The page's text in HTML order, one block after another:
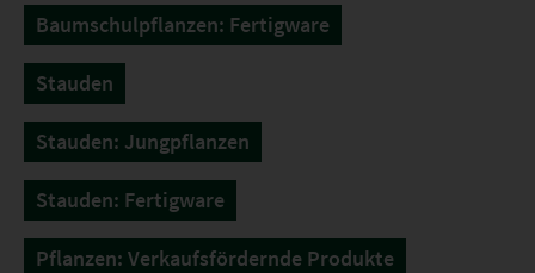
Baumschulpflanzen: Fertigware
Stauden
Stauden: Jungpflanzen
Stauden: Fertigware
Pflanzen: Verkaufsfördernde Produkte